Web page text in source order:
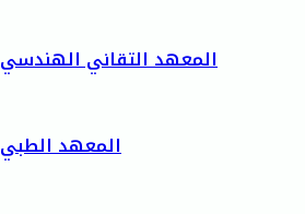
المعهد التقاني الهندسي
المعهد الطبي